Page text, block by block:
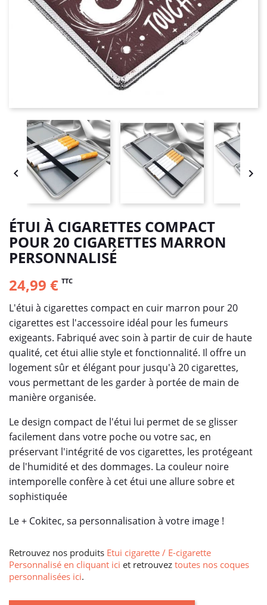
 
ÉTUI À CIGARETTES COMPACT
POUR 20 CIGARETTES MARRON
PERSONNALISÉ
24,99 € TTC
L'étui à cigarettes compact en cuir marron pour 20
cigarettes est l'accessoire idéal pour les fumeurs
exigeants. Fabriqué avec soin à partir de cuir de haute
qualité, cet étui allie style et fonctionnalité. Il offre un
logement sûr et élégant pour jusqu'à 20 cigarettes,
vous permettant de les garder à portée de main de
manière organisée.
Le design compact de l'étui lui permet de se glisser
facilement dans votre poche ou votre sac, en
préservant l'intégrité de vos cigarettes, les protégeant
de l'humidité et des dommages. La couleur noire
intemporelle confère à cet étui une allure sobre et
sophistiquée
Le + Cokitec, sa personnalisation à votre image !
Retrouvez nos produits Etui cigarette / E-cigarette
Personnalisé en cliquant ici et retrouvez toutes nos coques
personnalisées ici.